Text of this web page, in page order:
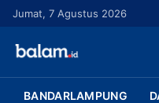
Jumat, 7 Agustus 2026
BANDARLAMPUNG